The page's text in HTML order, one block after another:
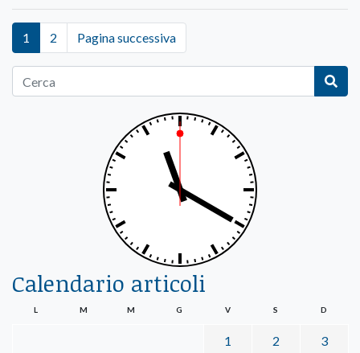
1 2 Pagina successiva
Calendario articoli
L M M G V S D
1 2 3